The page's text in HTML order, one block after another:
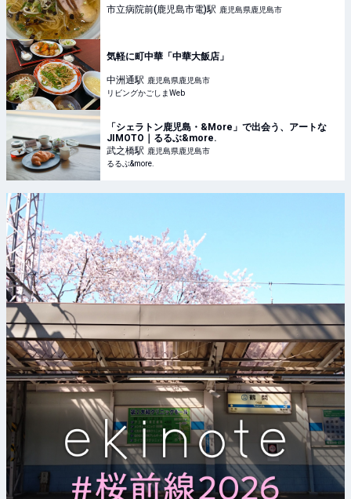
市立病院前(鹿児島市電)駅 鹿児島県鹿児島市
気軽に町中華「中華大飯店」
中洲通駅 鹿児島県鹿児島市
リビングかごしまWeb
「シェラトン鹿児島・&More」で出会う、アートな
JIMOTO｜るるぶ&more.
武之橋駅 鹿児島県鹿児島市
るるぶ&more.